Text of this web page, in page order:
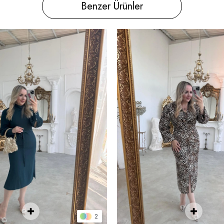
Benzer Ürünler
2